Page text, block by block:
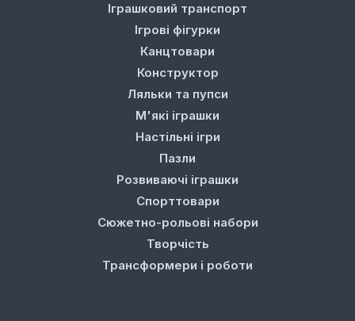
Іграшковий транспорт
Ігрові фігурки
Канцтовари
Конструктор
Ляльки та пупси
М'які іграшки
Настільні ігри
Пазли
Розвиваючі іграшки
Спорттовари
Сюжетно-рольові набори
Творчість
Трансформери і роботи